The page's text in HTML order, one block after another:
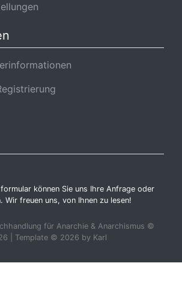
können Sie uns Ihre Anfrage oder
Wir freuen uns, von Ihnen zu lesen!
für Anarchie & Anarchismus ©
| Template © 2026 by Karl